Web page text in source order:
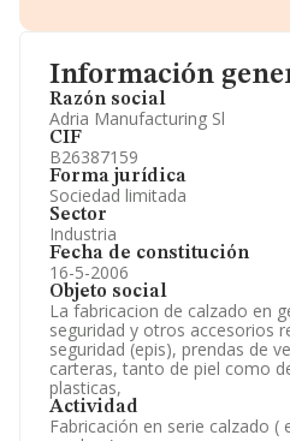
Información
Razón social
Adria Manufacturing Sl
CIF
B26387159
Forma jurídica
Sociedad limitada
Sector
Industria
Fecha de constitución
16-5-2006
Objeto social
La fabricacion de calzado en
seguridad y otros accesorios
seguridad (epis), prendas de
carteras, tanto de piel como
plasticas,
Actividad
Fabricación en serie calzado (
Información oficial y